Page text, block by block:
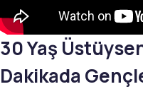
30 Yaş
Dakikada